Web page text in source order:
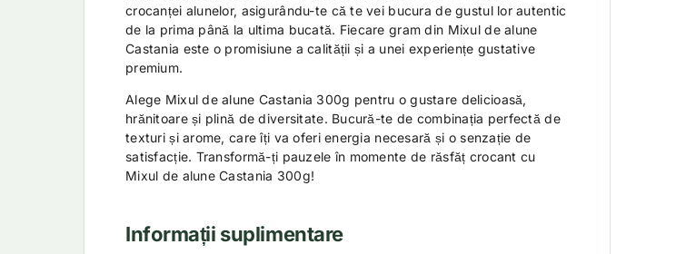
crocanței alunelor, asigurându-te că te vei bucura de gustul lor autentic
de la prima până la ultima bucată. Fiecare gram din Mixul de alune
Castania este o promisiune a calității și a unei experiențe gustative
premium.
Alege Mixul de alune Castania 300g pentru o gustare delicioasă,
hrănitoare și plină de diversitate. Bucură-te de combinația perfectă de
texturi și arome, care îți va oferi energia necesară și o senzație de
satisfacție. Transformă-ți pauzele în momente de răsfăț crocant cu
Mixul de alune Castania 300g!
Informații suplimentare